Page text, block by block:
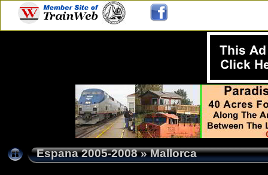
Espana 2005-2008»Mallorca